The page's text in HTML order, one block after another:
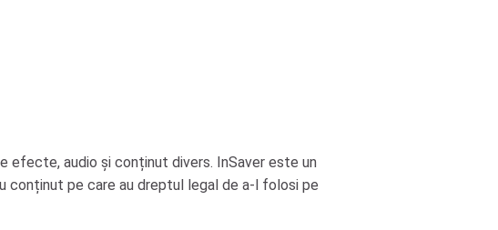
efecte, audio și conținut divers. InSaver este un
conținut pe care au dreptul legal de a-l folosi pe